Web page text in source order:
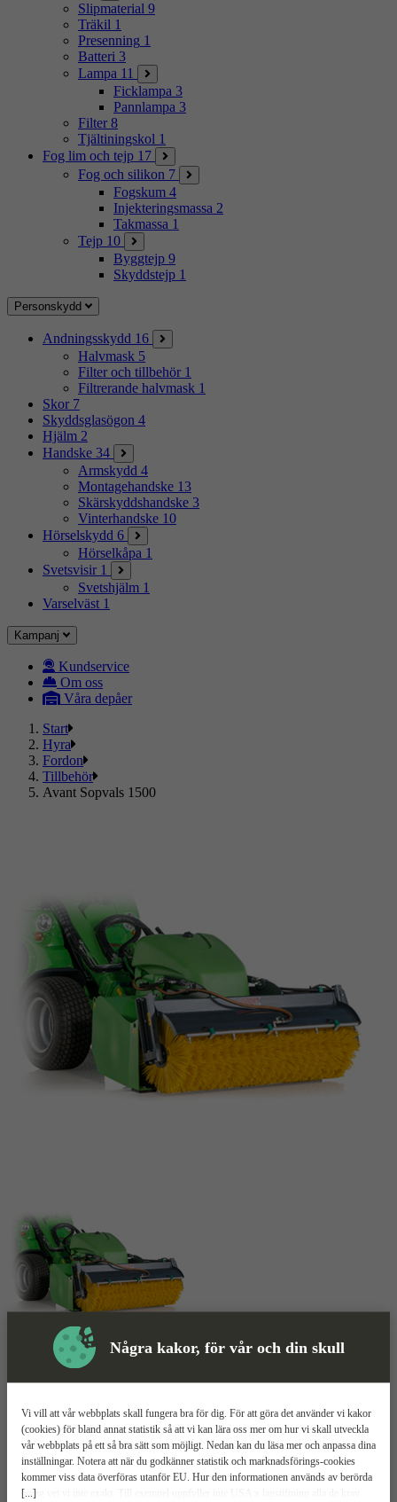
Några kakor, för vår och din skull
[...]
Vi vill att vår webbplats skall fungera bra för dig. För att göra det använder vi kakor
(cookies) för bland annat statistik så att vi kan lära oss mer om hur vi skall utveckla
vår webbplats på ett så bra sätt som möjligt. Nedan kan du läsa mer och anpassa dina
inställningar. Notera att när du godkänner statistik och marknadsförings-cookies
kommer viss data överföras utanför EU. Hur den informationen används av berörda
bolag vet vi inte exakt. Till exempel uppfyller inte USA:s lagstiftning alla de krav
Slipmaterial 9
Träkil 1
Presenning 1
Batteri 3
Lampa 11
Ficklampa 3
Pannlampa 3
Filter 8
Tjältiningskol 1
Fog lim och tejp 17
Fog och silikon 7
Fogskum 4
Injekteringsmassa 2
Takmassa 1
Tejp 10
Byggtejp 9
Skyddstejp 1
Personskydd
Andningsskydd 16
Halvmask 5
Filter och tillbehör 1
Filtrerande halvmask 1
Skor 7
Skyddsglasögon 4
Hjälm 2
Handske 34
Armskydd 4
Montagehandske 13
Skärskyddshandske 3
Vinterhandske 10
Hörselskydd 6
Hörselkåpa 1
Svetsvisir 1
Svetshjälm 1
Varselväst 1
Kampanj
Kundservice
Om oss
Våra depåer
Start
Hyra
Fordon
Tillbehör
Avant Sopvals 1500
Mer information
Avant 1500
Uppsamlare med hydraulisk tömning
Vattentank på 120 l
Arbetsbredd på 1500 mm